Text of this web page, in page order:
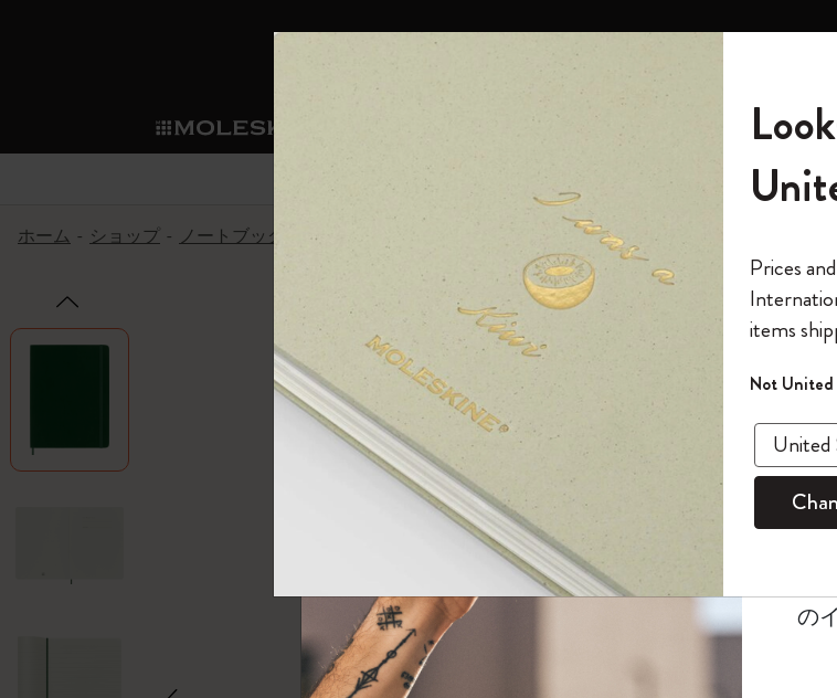
ショ
ノートブック
ノートブック
The Original Notebook
ミニノートブックチャーム
カイエ ＆ ジャーナル
セット
パッションジャーナル
スチューデントカイエジャーナル
サブカテゴリ
ダイアリー
パーソナル・ダイアリー
12カ月ダイアリー
15ヶ月プランナー
ウィークリープランナー
デイリープランナー
マンスリープランナー
モレスキンスマート
サブカテゴリ
すべて見る
スマートライティング・システム
モレスキンスマートスマートとは
アプリ・サービス
ライティングツール
サブカテゴリ
モレスキンスマート
Blackwing x モレスキン
Kaweco x モレスキン
ペン & ペンシル
限定版ノートブック
Reframe サングラス
ムーミン コレクション
キム・ジョンギコレクション
「Alice's Adventures in Wonderland
『ロード・オブ・ザ・リング』
カラーパターン ノートブック
サクラコレクション
馬年コレクション
キム・ジョンギコレクション
Impressions of Impressionism コレク
ン
カサ・バトリョ 限定版コレクシ
ゴッホ美術館
すべて見る
バックパック
限定版バックパック
Shopper paper – made Collection
アートを愛する方への贈り物
プロフェッショナルへの贈り物
ミニマリストへの贈り物
マキシマリストへの贈り物
健康を愛する方への贈り物です
趣味を愛する方へのギフト
サブカテゴリ
カントリー・テーマ・ピンズ・コ
ション
プライドをいつも胸に
Mardi Mercredi × モレスキン
スマートライティング・シス
サブカテゴリ
スマートライティング・システム
スマートノートブック
スマートダイアリー
モレスキンスマートスマート
アプリ・サービス
サブカテゴリ
Notes
モレスキン Journal
モレスキン Planner
パーソナライズサ
ービス
サブカテゴリ
カスタムダイアリー
カスタムノートブック
和紙テープ
ミニノートブックチャーム
別注＆コーポレートギフト
リー
モレスキンメンバーシップ
我々の歴史
モレスキンのマニフェスト
ペンと紙の力
持続可能な創造性
今すぐメンバー登録
ウェルカムオファー: 次回のご購入時に10% オフと送料無料
通常特典: パーソナライズの2冊ご購入で1冊無料
バースデー特典: 1回限りの割引（1ヶ月有効）
先行プレビュー: 新作コレクションへの先行アクセス
伝説的なお得情報: 会員限定の特別サプライズ
セールへの早期アクセス: お得な情報をいち早くチェック
モレスキン限定イベント: 優先アクセス
返品期間の延長: 1ヶ月間
モレ
*メ
*パ
こ
6,500円以上のご購入で送料
ホーム ショップ ノートブック The Original Notebook クラシック ノートブック
「
回
ま
の
Prices
items
Not United